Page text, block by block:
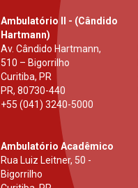
Ambulatório II - (Cândido
Hartmann)
Av. Cândido Hartmann,
510 – Bigorrilho
Curitiba, PR
PR, 80730-440
+55 (041) 3240-5000
Ambulatório Acadêmico
Rua Luiz Leitner, 50 -
Bigorrilho